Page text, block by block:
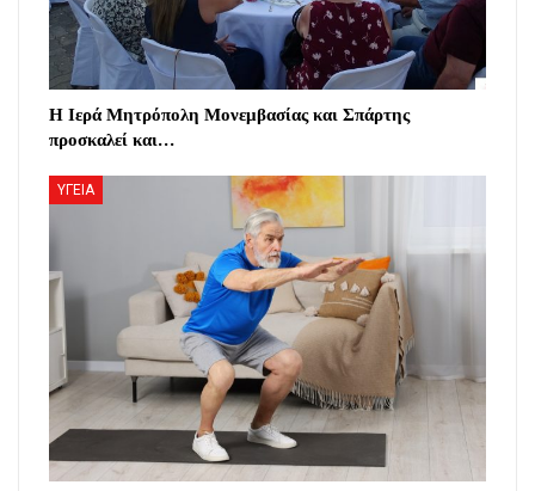
Η Ιερά Μητρόπολη Μονεμβασίας και Σπάρτης
προσκαλεί και…
ΥΓΕΙΑ